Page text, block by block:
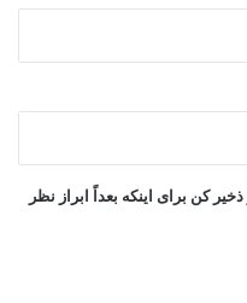
کن برای اینکه بعداً ابراز نظر